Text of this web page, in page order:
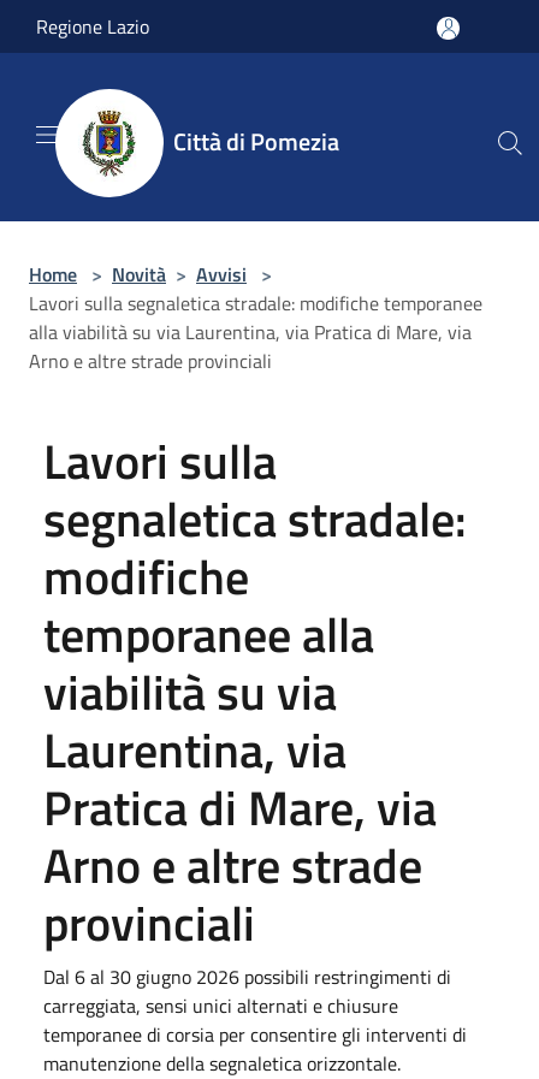
Salta al contenuto principale
Regione Lazio
Città di Pomezia
Home > Novità > Avvisi >
Lavori sulla segnaletica stradale: modifiche temporanee
alla viabilità su via Laurentina, via Pratica di Mare, via
Arno e altre strade provinciali
Lavori sulla
segnaletica stradale:
modifiche
temporanee alla
viabilità su via
Laurentina, via
Pratica di Mare, via
Arno e altre strade
provinciali
Dal 6 al 30 giugno 2026 possibili restringimenti di
carreggiata, sensi unici alternati e chiusure
temporanee di corsia per consentire gli interventi di
manutenzione della segnaletica orizzontale.